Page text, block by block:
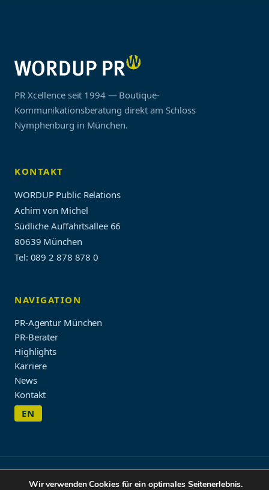
PR Xcellence seit 1994 — Boutique-
Kommunikationsberatung direkt am Schloss
Nymphenburg in München.
KONTAKT
WORDUP Public Relations
Achim von Michel
Südliche Auffahrtsallee 66
80639 München
Tel: 089 2 878 878 0
NAVIGATION
PR-Agentur München
PR-Berater
Highlights
Karriere
News
Kontakt
EN
Wir verwenden Cookies für ein optimales Seitenerlebnis.